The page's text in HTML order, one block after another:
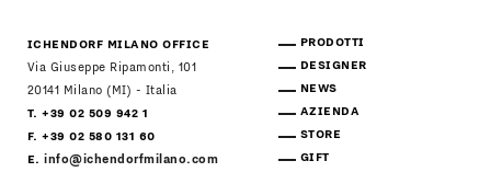
ICHENDORF MILANO OFFICE
Via Giuseppe Ripamonti, 101
20141 Milano (MI) - Italia
T. +39 02 509 942 1
F. +39 02 580 131 60
E.info@ichendorfmilano.com
PRODOTTI
DESIGNER
NEWS
AZIENDA
STORE
GIFT